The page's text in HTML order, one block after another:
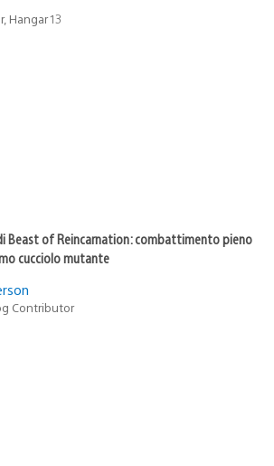
Hangar 13
Beast of Reincarnation: combattimento pieno
cucciolo mutante
Contributor